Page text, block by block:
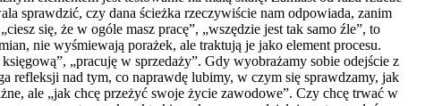
sprawdzić, czy dana ścieżka rzeczywiście nam odpowiada, zanim
się, że w ogóle masz pracę”, „wszędzie jest tak samo źle”, to
nie wyśmiewają porażek, ale traktują je jako element procesu.
„pracuję w sprzedaży”. Gdy wyobrażamy sobie odejście z
refleksji nad tym, co naprawdę lubimy, w czym się sprawdzamy, jak
ale „jak chcę przeżyć swoje życie zawodowe”. Czy chcę trwać w